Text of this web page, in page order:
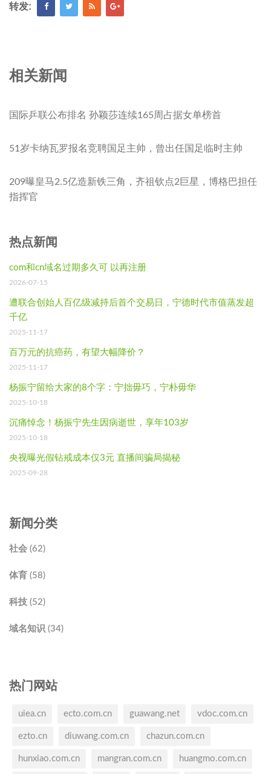
转发:
相关新闻
国际乒联公布排名 孙颖莎连续165周占据女单榜首
51岁卡纳瓦罗报名竞聘国足主帅，曾出任国足临时主帅
209曝皇马2.5亿造新铁三角，齐祖钦点2巨星，博格巴担任
指挥官
热点新闻
com和cn域名过期多久可 以再注册
2026-07-15
遭联合创始人百亿级减持后首个交易日，宁德时代市值蒸发超
千亿
2025-11-17
百万元的抗癌药，有望大幅降价？
2025-11-17
杨振宁留给大家的8个字：宁拙毋巧，宁朴毋华
2025-10-18
沉痛悼念！杨振宁先生因病逝世，享年103岁
2025-10-18
央视曝光假钻戒成本仅3元 直播间骗局揭秘
2025-09-28
新闻分类
社会 (62)
体育 (58)
科技 (52)
域名知识 (34)
热门网站
uiea.cn ecto.com.cn guawang.net vdoc.com.cn
ezto.cn diuwang.com.cn chazun.com.cn
hunxiao.com.cn mangran.com.cn huangmo.com.cn